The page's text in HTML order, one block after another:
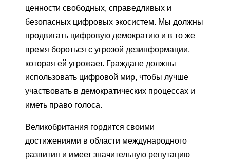
ценности свободных, справедливых и
безопасных цифровых экосистем. Мы должны
продвигать цифровую демократию и в то же
время бороться с угрозой дезинформации,
которая ей угрожает. Граждане должны
использовать цифровой мир, чтобы лучше
участвовать в демократических процессах и
иметь право голоса.
Великобритания гордится своими
достижениями в области международного
развития и имеет значительную репутацию